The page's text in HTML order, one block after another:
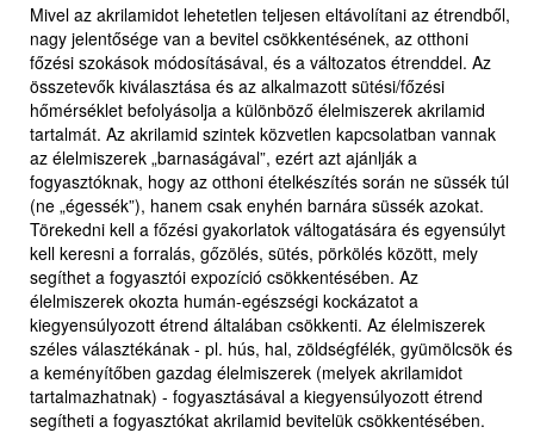
Mivel az akrilamidot lehetetlen teljesen eltávolítani az étrendből,
nagy jelentősége van a bevitel csökkentésének, az otthoni
főzési szokások módosításával, és a változatos étrenddel. Az
összetevők kiválasztása és az alkalmazott sütési/főzési
hőmérséklet befolyásolja a különböző élelmiszerek akrilamid
tartalmát. Az akrilamid szintek közvetlen kapcsolatban vannak
az élelmiszerek „barnaságával”, ezért azt ajánlják a
fogyasztóknak, hogy az otthoni ételkészítés során ne süssék túl
(ne „égessék”), hanem csak enyhén barnára süssék azokat.
Törekedni kell a főzési gyakorlatok váltogatására és egyensúlyt
kell keresni a forralás, gőzölés, sütés, pörkölés között, mely
segíthet a fogyasztói expozíció csökkentésében. Az
élelmiszerek okozta humán-egészségi kockázatot a
kiegyensúlyozott étrend általában csökkenti. Az élelmiszerek
széles választékának - pl. hús, hal, zöldségfélék, gyümölcsök és
a keményítőben gazdag élelmiszerek (melyek akrilamidot
tartalmazhatnak) - fogyasztásával a kiegyensúlyozott étrend
segítheti a fogyasztókat akrilamid bevitelük csökkentésében.